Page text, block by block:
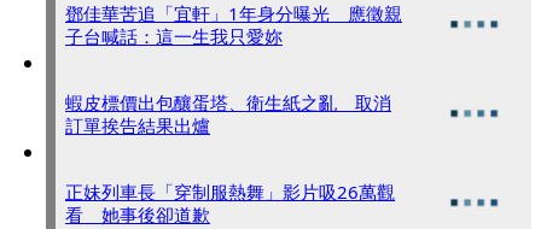
鄧佳華苦追「宜軒」1年身分曝光 應徵親
子台喊話：這一生我只愛妳
蝦皮標價出包釀蛋塔、衛生紙之亂 取消
訂單挨告結果出爐
正妹列車長「穿制服熱舞」影片吸26萬觀
看 她事後卻道歉